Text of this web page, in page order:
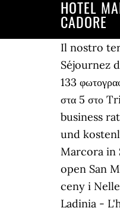
HOTEL
CADORE
Il nostro
Séjournez
133
στα 5 στο
business
und
Marcora in
open San
ceny i
Ladinia -